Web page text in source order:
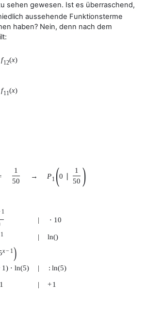
sehen gewesen. Ist es überraschend,
aussehende Funktionsterme
haben? Nein, denn nach dem
f12(x)
f11(x)
1
50
→ P1 (0
1
50 )
1
| ⋅ 10
1 | ln()
x− 1)
1) ⋅ ln(5) | : ln(5)
1 | +1